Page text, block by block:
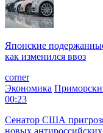
Японские
как изменился ввоз
corner
Экономика
00:23
Сенатор США
новых